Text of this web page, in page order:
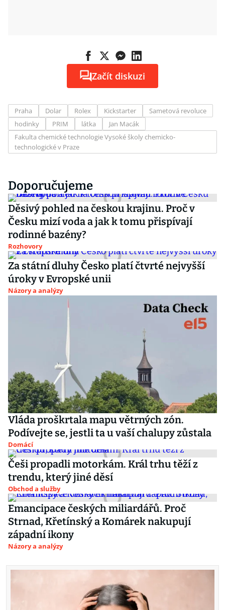
Začít diskuzi
Praha Dolar Rolex Kickstarter
Sametová revoluce
hodinky
PRIM látka
Jan Macák
Fakulta chemické technologie Vysoké školy chemicko-
technologické v Praze
Doporučujeme
Děsivý pohled na českou krajinu. Proč v
Česku mizí voda a jak k tomu přispívají
rodinné bazény?
Rozhovory
Za státní dluhy Česko platí čtvrté nejvyšší
úroky v Evropské unii
Názory a analýzy
Vláda proškrtala mapu větrných zón.
Podívejte se, jestli ta u vaší chalupy zůstala
Domácí
Češi propadli motorkám. Král trhu těží z
trendu, který jiné děsí
Obchod a služby
Emancipace českých miliardářů. Proč
Strnad, Křetínský a Komárek nakupují
západní ikony
Názory a analýzy